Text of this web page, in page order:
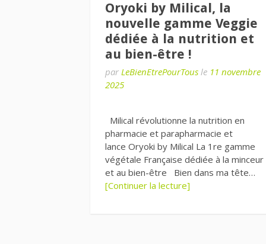
Oryoki by Milical, la
nouvelle gamme Veggie
dédiée à la nutrition et
au bien-être !
par LeBienEtrePourTous le 11 novembre
2025
Milical révolutionne la nutrition en
pharmacie et parapharmacie et
lance Oryoki by Milical La 1re gamme
végétale Française dédiée à la minceur
et au bien-être Bien dans ma tête…
[Continuer la lecture]